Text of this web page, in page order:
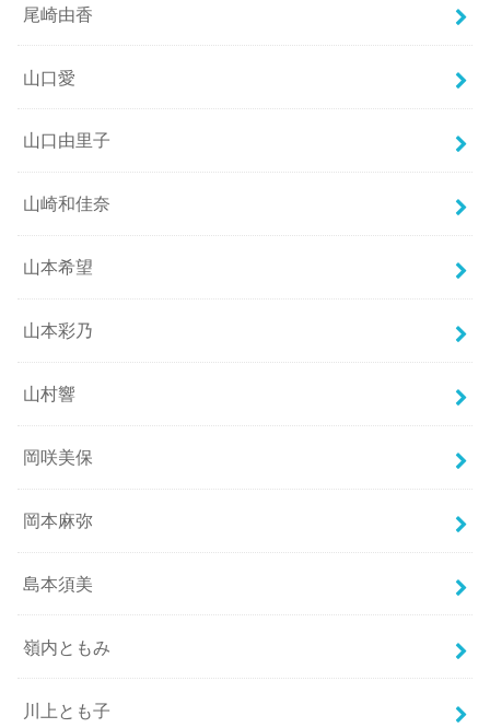
尾崎由香
山口愛
山口由里子
山崎和佳奈
山本希望
山本彩乃
山村響
岡咲美保
岡本麻弥
島本須美
嶺内ともみ
川上とも子